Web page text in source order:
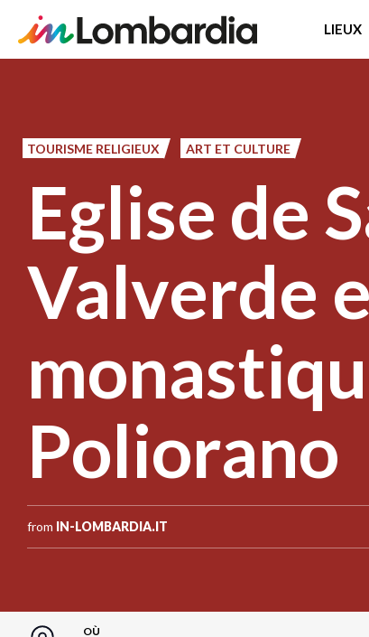
principal
LIEUX
TOURISME RELIGIEUX ART ET CULTURE
Eglise de
Valverde
Poliorano
from IN-LOMBARDIA.IT
OÙ